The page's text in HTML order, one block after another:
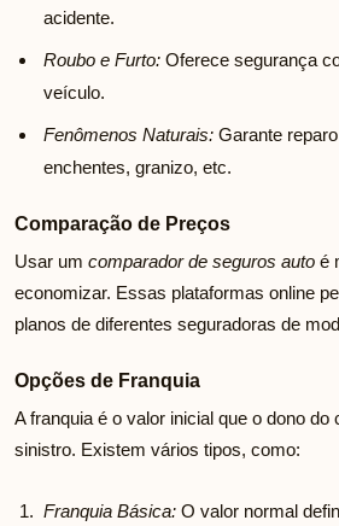
acidente.
Roubo e Furto: Oferece segurança
veículo.
Fenômenos Naturais: Garante
enchentes, granizo, etc.
Comparação de Preços
Usar um comparador de seguros auto é
economizar. Essas plataformas online
planos de diferentes seguradoras de
Opções de Franquia
A franquia é o valor inicial que o dono do
sinistro. Existem vários tipos, como:
Franquia Básica: O valor normal